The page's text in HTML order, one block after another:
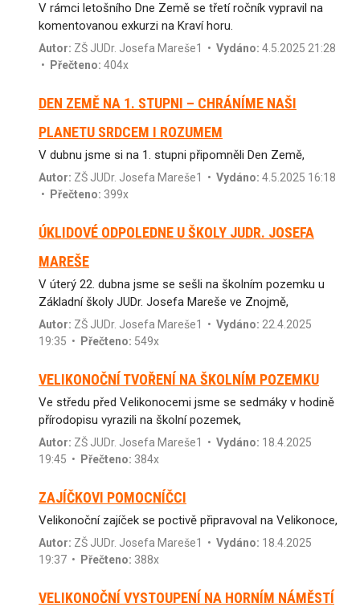
V rámci letošního Dne Země se třetí ročník vypravil na
komentovanou exkurzi na Kraví horu.
Autor: ZŠ JUDr. Josefa Mareše1 • Vydáno: 4.5.2025 21:28
•
Přečteno: 404x
DEN ZEMĚ NA 1. STUPNI – CHRÁNÍME NAŠI
PLANETU SRDCEM I ROZUMEM
V dubnu jsme si na 1. stupni připomněli Den Země,
Autor: ZŠ JUDr. Josefa Mareše1 • Vydáno: 4.5.2025 16:18
•
Přečteno: 399x
ÚKLIDOVÉ ODPOLEDNE U ŠKOLY JUDR. JOSEFA
MAREŠE
V úterý 22. dubna jsme se sešli na školním pozemku u
Základní školy JUDr. Josefa Mareše ve Znojmě,
Autor: ZŠ JUDr. Josefa Mareše1 • Vydáno: 22.4.2025
19:35 •
Přečteno: 549x
VELIKONOČNÍ TVOŘENÍ NA ŠKOLNÍM POZEMKU
Ve středu před Velikonocemi jsme se sedmáky v hodině
přírodopisu vyrazili na školní pozemek,
Autor: ZŠ JUDr. Josefa Mareše1 • Vydáno: 18.4.2025
19:45 •
Přečteno: 384x
ZAJÍČKOVI POMOCNÍČCI
Velikonoční zajíček se poctivě připravoval na Velikonoce,
Autor: ZŠ JUDr. Josefa Mareše1 • Vydáno: 18.4.2025
19:37 •
Přečteno: 388x
VELIKONOČNÍ VYSTOUPENÍ NA HORNÍM NÁMĚSTÍ